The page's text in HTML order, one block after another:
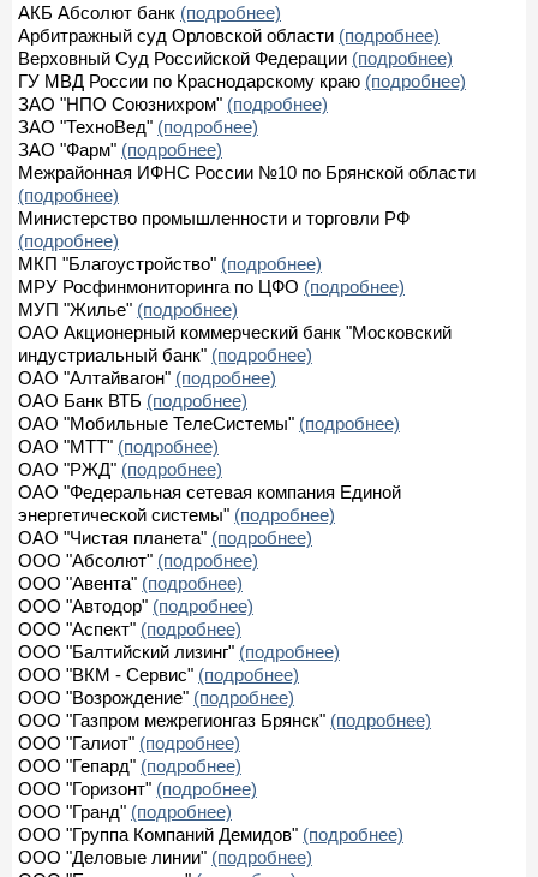
АКБ Абсолют банк (подробнее)
Арбитражный суд Орловской области (подробнее)
Верховный Суд Российской Федерации (подробнее)
ГУ МВД России по Краснодарскому краю (подробнее)
ЗАО "НПО Союзнихром" (подробнее)
ЗАО "ТехноВед" (подробнее)
ЗАО "Фарм" (подробнее)
Межрайонная ИФНС России №10 по Брянской области
(подробнее)
Министерство промышленности и торговли РФ
(подробнее)
МКП "Благоустройство" (подробнее)
МРУ Росфинмониторинга по ЦФО (подробнее)
МУП "Жилье" (подробнее)
ОАО Акционерный коммерческий банк "Московский
индустриальный банк" (подробнее)
ОАО "Алтайвагон" (подробнее)
ОАО Банк ВТБ (подробнее)
ОАО "Мобильные ТелеСистемы" (подробнее)
ОАО "МТТ" (подробнее)
ОАО "РЖД" (подробнее)
ОАО "Федеральная сетевая компания Единой
энергетической системы" (подробнее)
ОАО "Чистая планета" (подробнее)
ООО "Абсолют" (подробнее)
ООО "Авента" (подробнее)
ООО "Автодор" (подробнее)
ООО "Аспект" (подробнее)
ООО "Балтийский лизинг" (подробнее)
ООО "ВКМ - Сервис" (подробнее)
ООО "Возрождение" (подробнее)
ООО "Газпром межрегионгаз Брянск" (подробнее)
ООО "Галиот" (подробнее)
ООО "Гепард" (подробнее)
ООО "Горизонт" (подробнее)
ООО "Гранд" (подробнее)
ООО "Группа Компаний Демидов" (подробнее)
ООО "Деловые линии" (подробнее)